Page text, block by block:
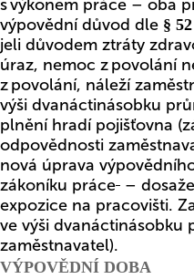
s výkonem práce – oba
výpovědní důvod dle §
jeli důvodem ztráty
úraz, nemoc z povolání
z povolání, náleží
výši dvanáctinásobku
plnění hradí pojišťovna
odpovědnosti
nová úprava
zákoníku práce –
expozice na pracovišti.
ve výši dvanáctinásobku
zaměstnavatel).
VÝPOVĚDNÍ DOBA